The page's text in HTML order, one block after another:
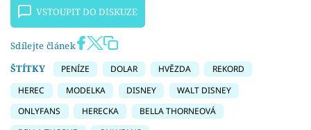
VSTOUPIT DO DISKUZE
Sdílejte článek
ŠTÍTKY
PENÍZE DOLAR HVĚZDA
REKORD
HEREC
MODELKA DISNEY
WALT DISNEY
ONLYFANS
HERECKA
BELLA THORNEOVÁ